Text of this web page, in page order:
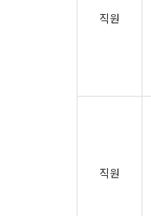
직원
직원